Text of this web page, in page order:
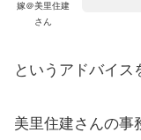
嫁＠美里住建
さん
というアドバイス
美里住建さんの事